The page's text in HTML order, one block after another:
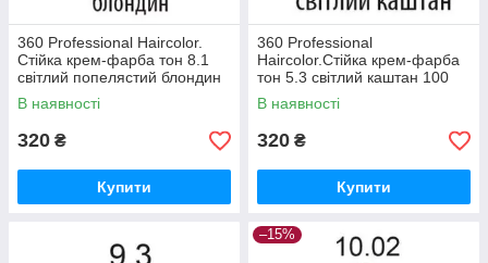
360 Professional Haircolor.
Стійка крем-фарба тон 8.1
світлий попелястий блондин
100 мл
В наявності
320 ₴
Купити
360 Professional
Haircolor.Стійка крем-фарба
тон 5.3 світлий каштан 100
мл
В наявності
320 ₴
Купити
–15%